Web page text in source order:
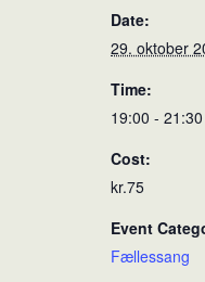
Date:
29. oktober
Time:
19:00 - 21:30
Cost:
kr.75
Event
Fællessang